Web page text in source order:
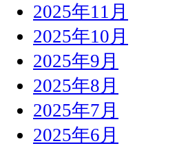
2025年11月
2025年10月
2025年9月
2025年8月
2025年7月
2025年6月